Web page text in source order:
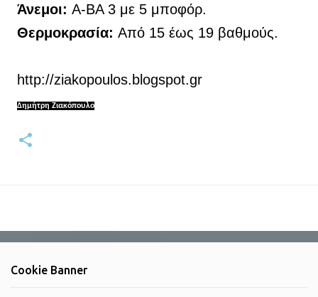
Άνεμοι: Α-ΒΑ 3 με 5 μποφόρ.
Θερμοκρασία: Από 15 έως 19 βαθμούς.
http://ziakopoulos.blogspot.gr
Δημήτρη Ζιακόπουλο
Cookie Banner